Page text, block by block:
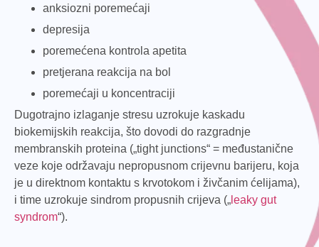
anksiozni poremećaji
depresija
poremećena kontrola apetita
pretjerana reakcija na bol
poremećaji u koncentraciji
Dugotrajno izlaganje stresu uzrokuje kaskadu
biokemijskih reakcija, što dovodi do razgradnje
membranskih proteina („tight junctions“ = međustanične
veze koje održavaju nepropusnom crijevnu barijeru, koja
je u direktnom kontaktu s krvotokom i živčanim ćelijama),
i time uzrokuje sindrom propusnih crijeva („ leaky gut
syndrom“).